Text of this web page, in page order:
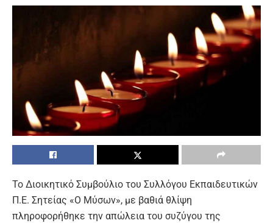
Το Διοικητικό Συμβούλιο του Συλλόγου Εκπαιδευτικών
Π.Ε. Σητείας «Ο Μύσων», με βαθιά θλίψη
πληροφορήθηκε την απώλεια του συζύγου της